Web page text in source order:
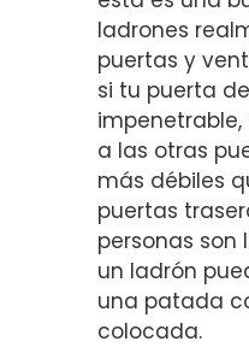
ladrones
puertas y
si tu puerta
a las otras
más débiles
puertas
personas son
un ladrón
una patada
colocada.